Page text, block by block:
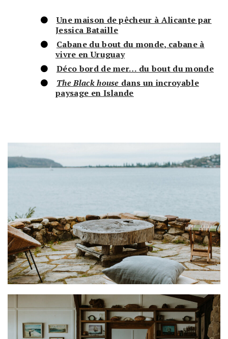
Une maison de pêcheur à Alicante par
Jessica Bataille
Cabane du bout du monde, cabane à
vivre en Uruguay
Déco bord de mer… du bout du monde
The Black house dans un incroyable
paysage en Islande